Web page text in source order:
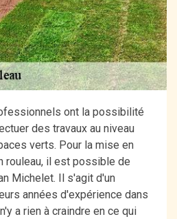
ont la possibilité
des travaux au niveau
verts. Pour la mise en
rouleau, il est possible de
Michelet. Il s'agit d'un
années d'expérience dans
a rien à craindre en ce qui